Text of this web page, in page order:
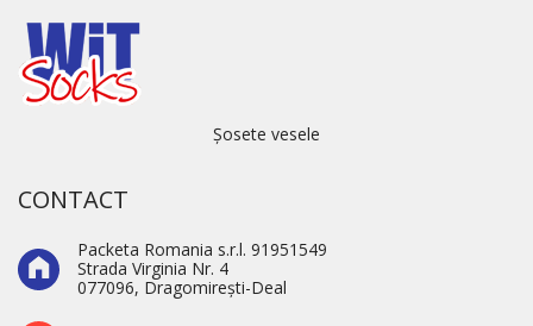
Șosete vesele
CONTACT
Packeta Romania s.r.l. 91951549
Strada Virginia Nr. 4
077096, Dragomirești-Deal